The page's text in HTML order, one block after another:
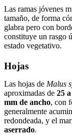
Las ramas jóvenes
tamaño, de forma
glabra pero con
constituye un rasgo
estado vegetativo.
Hojas
Las hojas de Malus
aproximadas de 25
mm de ancho, con
generalmente
redondeada, y el
aserrado.